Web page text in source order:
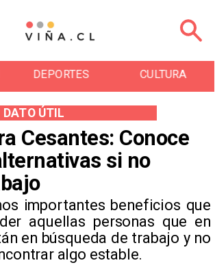
CULTURA TURISMO
Cesantes: Conoce
si no
importantes beneficios que
aquellas personas que en
en búsqueda de trabajo y no
algo estable.
DATO ÚTIL